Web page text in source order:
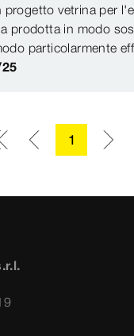
progetto vetrina per
prodotta in modo
particolarmente
1